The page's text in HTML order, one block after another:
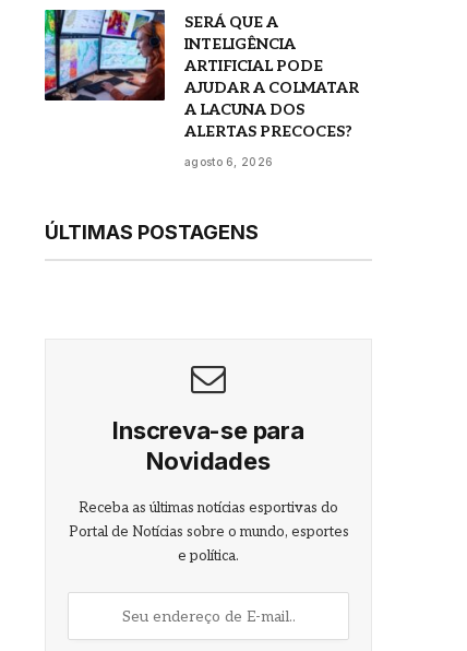
SERÁ QUE A
INTELIGÊNCIA
ARTIFICIAL PODE
AJUDAR A COLMATAR
A LACUNA DOS
ALERTAS PRECOCES?
agosto 6, 2026
ÚLTIMAS POSTAGENS
Inscreva-se para
Novidades
Receba as últimas notícias esportivas do
Portal de Notícias sobre o mundo, esportes
e política.